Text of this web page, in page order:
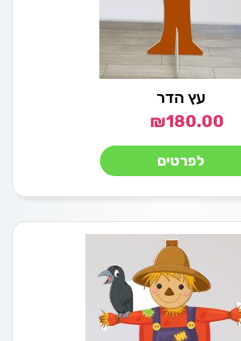
עץ הדר
₪180.00
לפרטים